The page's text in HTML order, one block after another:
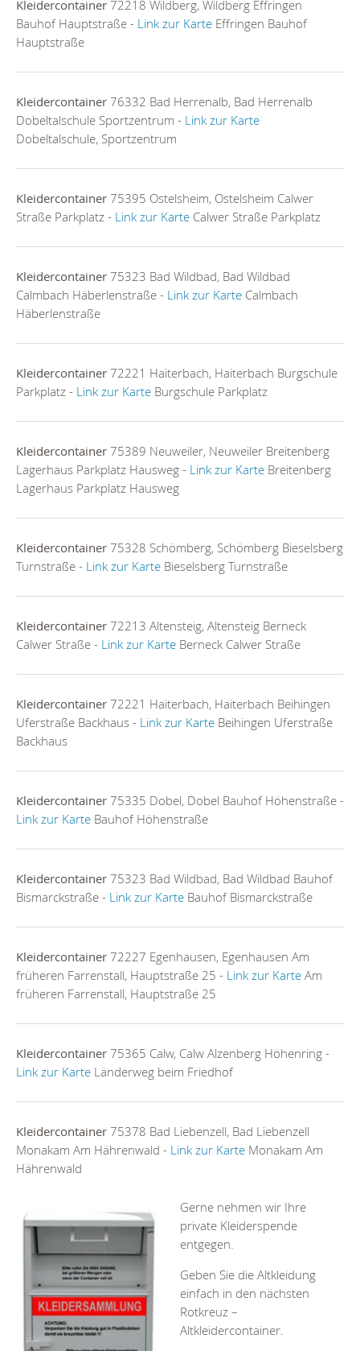
Kleidercontainer 72218 Wildberg, Wildberg Effringen
Bauhof Hauptstraße - Link zur Karte Effringen Bauhof
Hauptstraße
Kleidercontainer 76332 Bad Herrenalb, Bad Herrenalb
Dobeltalschule Sportzentrum - Link zur Karte
Dobeltalschule, Sportzentrum
Kleidercontainer 75395 Ostelsheim, Ostelsheim Calwer
Straße Parkplatz - Link zur Karte Calwer Straße Parkplatz
Kleidercontainer 75323 Bad Wildbad, Bad Wildbad
Calmbach Häberlenstraße - Link zur Karte Calmbach
Häberlenstraße
Kleidercontainer 72221 Haiterbach, Haiterbach Burgschule
Parkplatz - Link zur Karte Burgschule Parkplatz
Kleidercontainer 75389 Neuweiler, Neuweiler Breitenberg
Lagerhaus Parkplatz Hausweg - Link zur Karte Breitenberg
Lagerhaus Parkplatz Hausweg
Kleidercontainer 75328 Schömberg, Schömberg Bieselsberg
Turnstraße - Link zur Karte Bieselsberg Turnstraße
Kleidercontainer 72213 Altensteig, Altensteig Berneck
Calwer Straße - Link zur Karte Berneck Calwer Straße
Kleidercontainer 72221 Haiterbach, Haiterbach Beihingen
Uferstraße Backhaus - Link zur Karte Beihingen Uferstraße
Backhaus
Kleidercontainer 75335 Dobel, Dobel Bauhof Höhenstraße -
Link zur Karte Bauhof Höhenstraße
Kleidercontainer 75323 Bad Wildbad, Bad Wildbad Bauhof
Bismarckstraße - Link zur Karte Bauhof Bismarckstraße
Kleidercontainer 72227 Egenhausen, Egenhausen Am
früheren Farrenstall, Hauptstraße 25 - Link zur Karte Am
früheren Farrenstall, Hauptstraße 25
Kleidercontainer 75365 Calw, Calw Alzenberg Höhenring -
Link zur Karte Länderweg beim Friedhof
Kleidercontainer 75378 Bad Liebenzell, Bad Liebenzell
Monakam Am Hährenwald - Link zur Karte Monakam Am
Hährenwald
Gerne nehmen wir Ihre
private Kleiderspende
entgegen.
Geben Sie die Altkleidung
einfach in den nächsten
Rotkreuz –
Altkleidercontainer.